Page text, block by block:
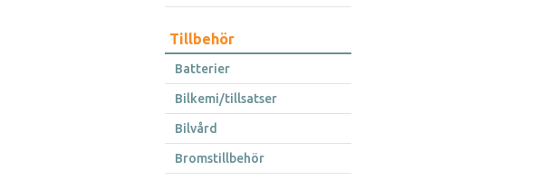
Tillbehör
Batterier
Bilkemi/tillsatser
Bilvård
Bromstillbehör